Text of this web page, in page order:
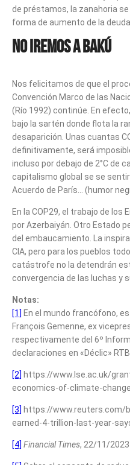
de préstamos, la zanahoria
forma de aumento de la
No iremos a Bakú
Nos felicitamos de que el
Convención Marco de las
(Río 1992) continúe. En
bajo la sartén donde flota la
desaparición. Unas cuantas
definitivamente, será
incluso por debajo de 2°C de
capitalismo global se se
Acuerdo de París… (humor
En la COP29, el trabajo de
por Azerbaiyán. Otro Estado
del embaucamiento. La
CIA, pero para los pueblos
catástrofe no la detendrán
convergencia de las luchas y
Notas:
[1] En el mundo francófono,
François Gemenne, ex
respectivamente del 6º
declaraciones en «Déclic»
[2] https://www.lse.ac.uk/
economics-of-climate-
[3] https://www.reuters.com/
earned-4-trillion-last-year-
[4] Financial Times, 22/11/2023